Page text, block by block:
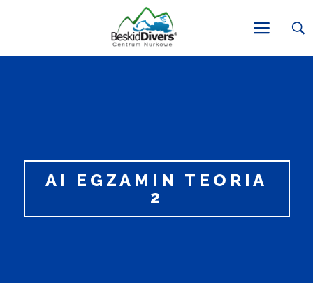
AI EGZAMIN TEORIA
2